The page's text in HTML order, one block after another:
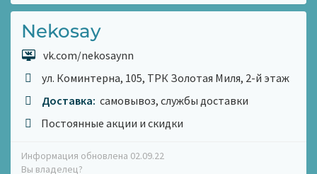
Nekosay
vk.com/nekosaynn
ул. Коминтерна, 105, ТРК Золотая Миля, 2-й этаж
Доставка: самовывоз, службы доставки
Постоянные акции и скидки
Информация обновлена 02.09.22
Вы владелец?